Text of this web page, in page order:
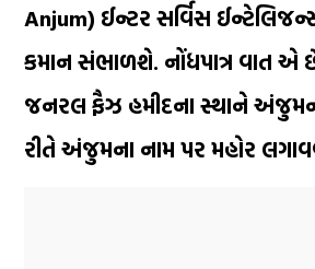
Anjum) ઈન્ટર સર્વિસ
કમાન સંભાળશે. નોંધપાત્ર વાત એ
જનરલ ફૈઝ હમીદના સ્થાને અંજુમની
રીતે અંજુમના નામ પર મહોર